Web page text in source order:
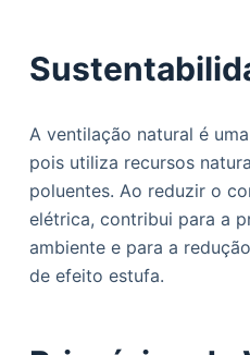
A ventilação natural é
pois utiliza recursos
poluentes. Ao reduzir o
elétrica, contribui para a
ambiente e para a
de efeito estufa.